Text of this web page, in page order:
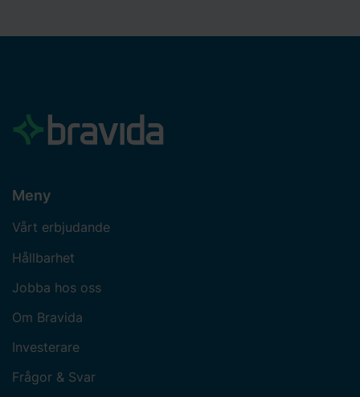
Meny
Vårt erbjudande
Hållbarhet
Jobba hos oss
Om Bravida
Investerare
Frågor & Svar